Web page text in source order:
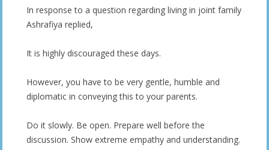
In response to a question regarding living in joint family
Ashrafiya replied,
It is highly discouraged these days.
However, you have to be very gentle, humble and
diplomatic in conveying this to your parents.
Do it slowly. Be open. Prepare well before the
discussion. Show extreme empathy and understanding.